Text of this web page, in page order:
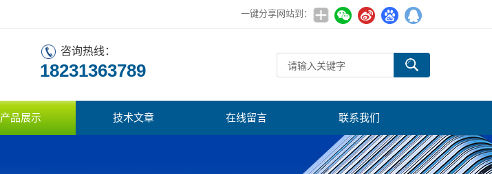
一键分享网站到：
咨询热线：
18231363789
产品展示 技术文章 在线留言 联系我们